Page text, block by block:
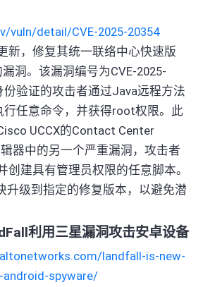
vuln/detail/CVE-2025-20354
新，修复其统一联络中心快速版
漏洞。该漏洞编号为CVE-2025-
份验证的攻击者通过Java远程方法
行任意命令，并获得root权限。此
UCCX的Contact Center
器中的另一个严重漏洞，攻击者
创建具有管理员权限的任意脚本。
升级到指定的修复版本，以避免潜
利用三星漏洞攻击安卓设备
landfall-is-new-
spyware/